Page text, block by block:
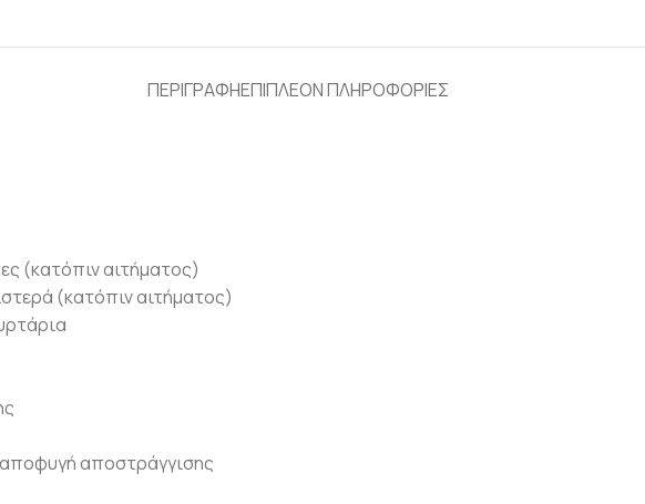
ΠΕΡΙΓΡΑΦΉΕΠΙΠΛΈΟΝ ΠΛΗΡΟΦΟΡΊΕΣ
(κατόπιν αιτήματος)
(κατόπιν αιτήματος)
αποστράγγισης